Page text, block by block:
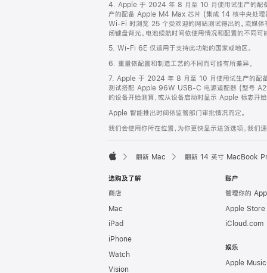
4. Apple 于 2024 年 8 月至 10 月使用试生产的配
产的配备 Apple M4 Max 芯片 (集成 14 核中央处理
Wi-Fi 时浏览 25 个受欢迎的网站测试得出的。流媒
闭键盘背光。电池续航时间依使用情况和配置的不同可
5. Wi-Fi 6E 仅适用于支持此功能的国家或地区。
6. 重量依配置和制造工艺的不同而可能有所差异。
7. Apple 于 2024 年 8 月至 10 月使用试生产的配
测试搭配 Apple 96W USB-C 电源适配器 (型号
的设备开始测算，或从设备启动时显示 Apple 标志开
Apple 智能推出时间依监管部门审批情况而定。
我们会使用你所在位置，为你更快显示送货选项。我
翻新 Mac 翻新 14 英寸 MacBook
选购及了解
商店
Mac
iPad
iPhone
Watch
Vision
账户
管理你的
Apple Store
iCloud.com
娱乐
Apple Music